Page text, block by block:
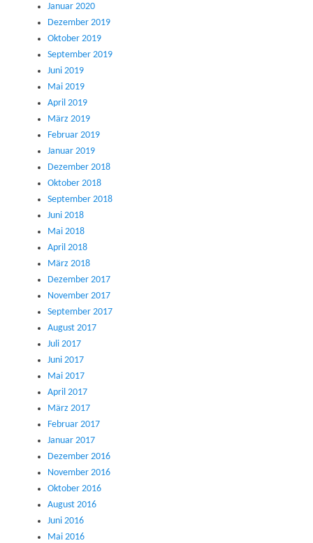
Januar 2020
Dezember 2019
Oktober 2019
September 2019
Juni 2019
Mai 2019
April 2019
März 2019
Februar 2019
Januar 2019
Dezember 2018
Oktober 2018
September 2018
Juni 2018
Mai 2018
April 2018
März 2018
Dezember 2017
November 2017
September 2017
August 2017
Juli 2017
Juni 2017
Mai 2017
April 2017
März 2017
Februar 2017
Januar 2017
Dezember 2016
November 2016
Oktober 2016
August 2016
Juni 2016
Mai 2016